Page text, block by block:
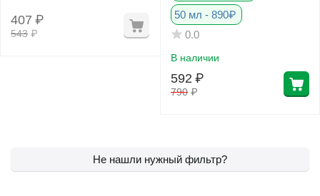
543 ₽
407 ₽
50 мл - 890₽
0.0
В наличии
790 ₽
592 ₽
Не нашли нужный фильтр?